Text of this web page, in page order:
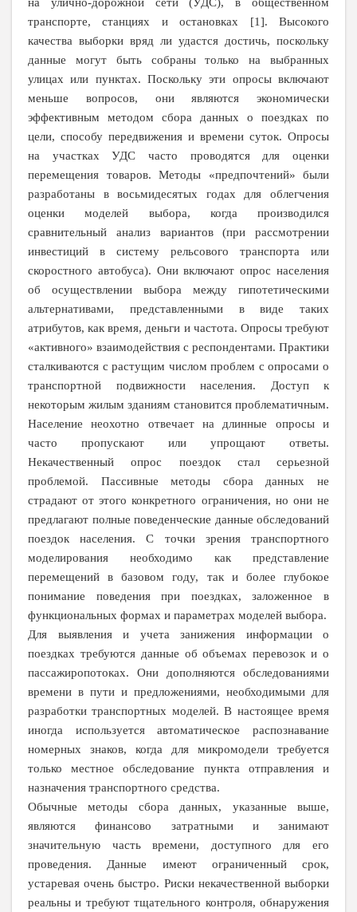
транспорте, станциях и остановках [1]. Высокого
качества выборки вряд ли удастся достичь, поскольку
данные могут быть собраны только на выбранных
улицах или пунктах. Поскольку эти опросы включают
меньше вопросов, они являются экономически
эффективным методом сбора данных о поездках по
цели, способу передвижения и времени суток. Опросы
на участках УДС часто проводятся для оценки
перемещения товаров. Методы «предпочтений» были
разработаны в восьмидесятых годах для облегчения
оценки моделей выбора, когда производился
сравнительный анализ вариантов (при рассмотрении
инвестиций в систему рельсового транспорта или
скоростного автобуса). Они включают опрос населения
об осуществлении выбора между гипотетическими
альтернативами, представленными в виде таких
атрибутов, как время, деньги и частота. Опросы требуют
«активного» взаимодействия с респондентами. Практики
сталкиваются с растущим числом проблем с опросами о
транспортной подвижности населения. Доступ к
некоторым жилым зданиям становится проблематичным.
Население неохотно отвечает на длинные опросы и
часто пропускают или упрощают ответы.
Некачественный опрос поездок стал серьезной
проблемой. Пассивные методы сбора данных не
страдают от этого конкретного ограничения, но они не
предлагают полные поведенческие данные обследований
поездок населения. С точки зрения транспортного
моделирования необходимо как представление
перемещений в базовом году, так и более глубокое
понимание поведения при поездках, заложенное в
функциональных формах и параметрах моделей выбора.
Для выявления и учета занижения информации о
поездках требуются данные об объемах перевозок и о
пассажиропотоках. Они дополняются обследованиями
времени в пути и предложениями, необходимыми для
разработки транспортных моделей. В настоящее время
иногда используется автоматическое распознавание
номерных знаков, когда для микромодели требуется
только местное обследование пункта отправления и
назначения транспортного средства.
Обычные методы сбора данных, указанные выше,
являются финансово затратными и занимают
значительную часть времени, доступного для его
проведения. Данные имеют ограниченный срок,
устаревая очень быстро. Риски некачественной выборки
реальны и требуют тщательного контроля, обнаружения